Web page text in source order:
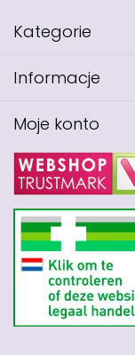
Kategorie
Informacje
Moje konto